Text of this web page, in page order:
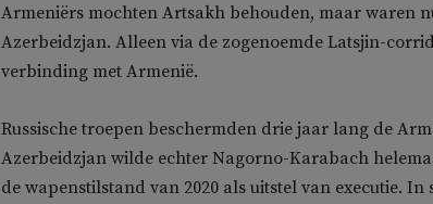
Armeniërs mochten Artsakh behouden, maar waren
Azerbeidzjan. Alleen via de zogenoemde Latsjin-
verbinding met Armenië.
Russische troepen beschermden drie jaar lang de
Azerbeidzjan wilde echter Nagorno-Karabach
de wapenstilstand van 2020 als uitstel van executie. In